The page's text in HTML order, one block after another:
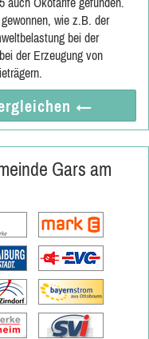
wie z.B. der
bei der
der Erzeugung von
←
Gars am